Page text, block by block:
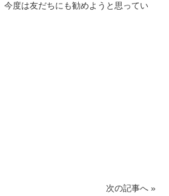
今度は友だちにも勧めようと思ってい
次の記事へ »